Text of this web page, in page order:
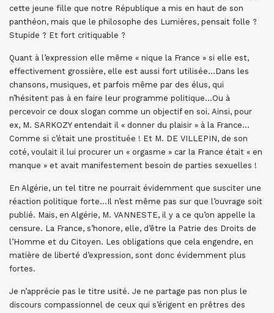
cette jeune fille que notre République a mis en haut de son
panthéon, mais que le philosophe des Lumières, pensait folle ?
Stupide ? Et fort critiquable ?
Quant à l’expression elle même « nique la France » si elle est,
effectivement grossière, elle est aussi fort utilisée…Dans les
chansons, musiques, et parfois même par des élus, qui
n’hésitent pas à en faire leur programme politique…Ou à
percevoir ce doux slogan comme un objectif en soi. Ainsi, pour
ex, M. SARKOZY entendait il « donner du plaisir » à la France…
Comme si c’était une prostituée ! Et M. DE VILLEPIN, de son
coté, voulait il lui procurer un « orgasme » car la France était « en
manque » et avait manifestement besoin de parties sexuelles !
En Algérie, un tel titre ne pourrait évidemment que susciter une
réaction politique forte…Il n’est même pas sur que l’ouvrage soit
publié. Mais, en Algérie, M. VANNESTE, il y a ce qu’on appelle la
censure. La France, s’honore, elle, d’être la Patrie des Droits de
l’Homme et du Citoyen. Les obligations que cela engendre, en
matière de liberté d’expression, sont donc évidemment plus
fortes.
Je n’apprécie pas le titre usité. Je ne partage pas non plus le
discours compassionnel de ceux qui s’érigent en prêtres des